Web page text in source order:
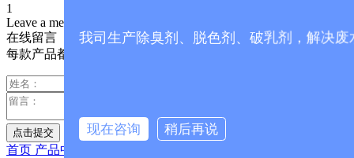
1
Leave a message
在线留言
每款产品都可免费试样，欢迎前来咨询
首页 产品中心
我司生产除臭剂、脱色剂、破乳剂，解决
现在咨询 稍后再说